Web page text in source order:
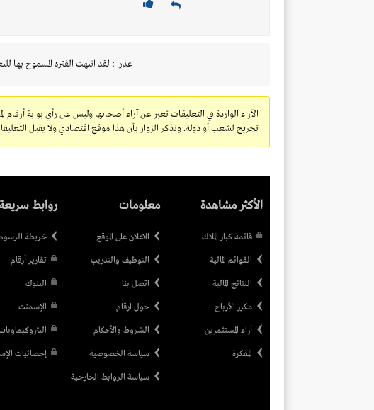
عذرا : لقد انتهت الفتره المسموح بها
الآراء الواردة في التعليقات تعبر عن آراء أصحابها وليس عن رأي بوابة
تجريح لشعب أو دولة. ونذكر الزوار بأن هذا موقع اقتصادي ولا يقبل
الأكثر مشاهدة
قائمة كبار الملاك
القوائم المالية
النتائج المالية
مكرر الأرباح
آراء المستثمرين
المفكرة
معلومات
الاعلان على الموقع
التوظيف والتدريب
اتصل بنا
حول ارقام
الشروط والأحكام
سياسة الخصوصية
سياسة الروابط الخارجية
روابط
خريطة الرسوم
تقارير أرقام
البنوك
الإسمنت
إحصائيات